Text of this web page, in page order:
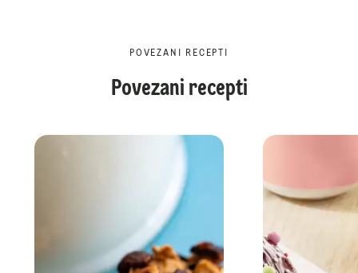
POVEZANI RECEPTI
Povezani recepti